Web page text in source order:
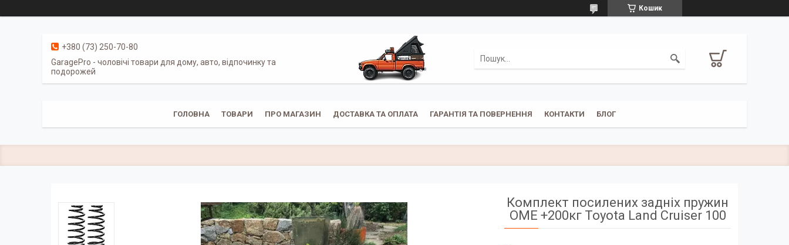
Кошик
+380 (73) 250-70-80
GaragePro - чоловічі товари для дому, авто, відпочинку та
подорожей
ГОЛОВНА ТОВАРИ ПРО МАГАЗИН ДОСТАВКА ТА ОПЛАТА ГАРАНТІЯ ТА ПОВЕРНЕННЯ КОНТАКТИ БЛОГ
Комплект посилених задніх пружин
OME +200кг Toyota Land Cruiser 100